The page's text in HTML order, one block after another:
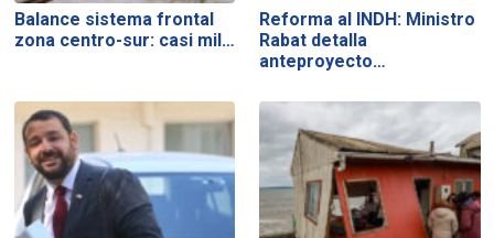
Balance sistema frontal
zona centro-sur: casi mil…
Reforma al INDH: Ministro
Rabat detalla
anteproyecto…